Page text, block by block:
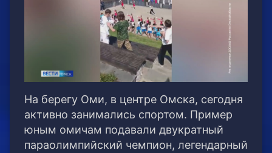
На берегу Оми, в центре Омска, сегодня
активно занимались спортом. Пример
юным омичам подавали двукратный
параолимпийский чемпион, легендарный